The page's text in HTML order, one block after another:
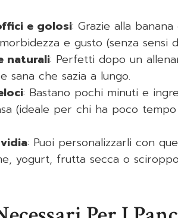
e golosi: Grazie alla
e gusto (senza sensi
naturali: Perfetti dopo un
sana che sazia a lungo.
: Bastano pochi minuti e
(ideale per chi ha poco
: Puoi personalizzarli con
yogurt, frutta secca o sciroppo